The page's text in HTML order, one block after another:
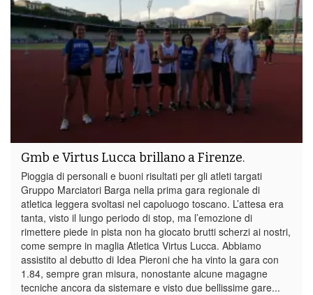
Gmb e Virtus Lucca brillano a Firenze.
Pioggia di personali e buoni risultati per gli atleti targati
Gruppo Marciatori Barga nella prima gara regionale di
atletica leggera svoltasi nel capoluogo toscano. L’attesa era
tanta, visto il lungo periodo di stop, ma l’emozione di
rimettere piede in pista non ha giocato brutti scherzi ai nostri,
come sempre in maglia Atletica Virtus Lucca. Abbiamo
assistito al debutto di Idea Pieroni che ha vinto la gara con
1.84, sempre gran misura, nonostante alcune magagne
tecniche ancora da sistemare e visto due bellissime gare...